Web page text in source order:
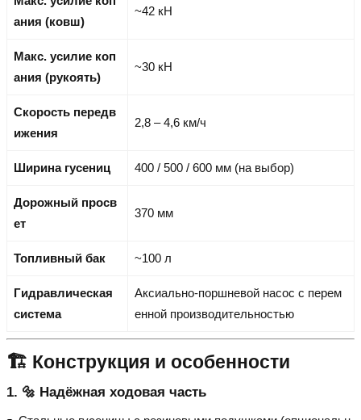
ания (ковш)
~42 кН
Макс. усилие коп
ания (рукоять)
~30 кН
Скорость передв
ижения
2,8 – 4,6 км/ч
Ширина гусениц 400 / 500 / 600 мм (на выбор)
Дорожный просв
ет
370 мм
Топливный бак ~100 л
Гидравлическая
система
Аксиально-поршневой насос с перем
енной производительностью
🏗️ Конструкция и особенности
1. 🔩 Надёжная ходовая часть